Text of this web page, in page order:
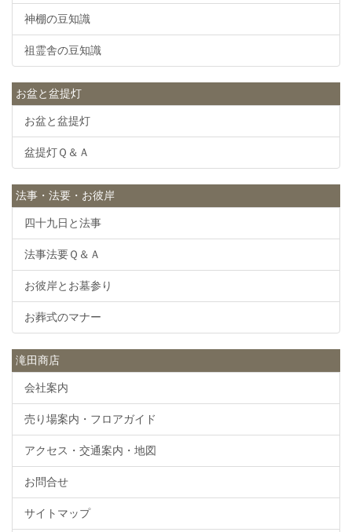
神棚の豆知識
祖霊舎の豆知識
お盆と盆提灯
お盆と盆提灯
盆提灯Ｑ＆Ａ
法事・法要・お彼岸
四十九日と法事
法事法要Ｑ＆Ａ
お彼岸とお墓参り
お葬式のマナー
滝田商店
会社案内
売り場案内・フロアガイド
アクセス・交通案内・地図
お問合せ
サイトマップ